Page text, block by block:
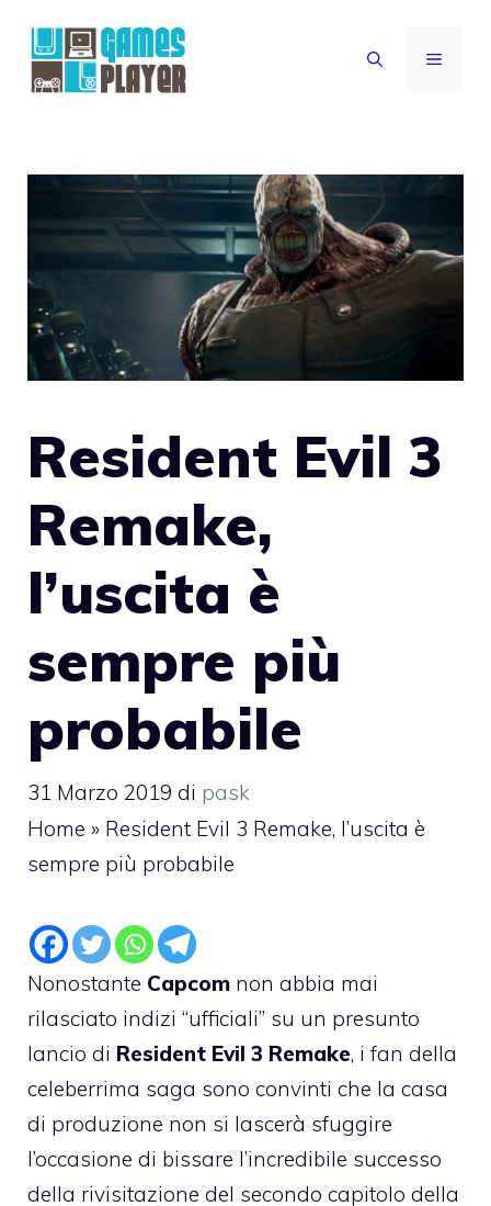
contenuto
MENU
Resident Evil 3
Remake,
l’uscita è
sempre più
probabile
31 Marzo 2019 di pask
Home » Resident Evil 3 Remake, l’uscita è
sempre più probabile
Nonostante Capcom non abbia mai
rilasciato indizi “ufficiali” su un presunto
lancio di Resident Evil 3 Remake, i fan della
celeberrima saga sono convinti che la casa
di produzione non si lascerà sfuggire
l’occasione di bissare l’incredibile successo
della rivisitazione del secondo capitolo della